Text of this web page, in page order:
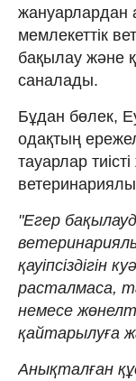
жануарлардан
мемлекеттік
бақылау және
саналады.
Бұдан бөлек,
одақтың
тауарлар
"Егер
расталмаса,
немесе
қайтарылуға
Анықталған